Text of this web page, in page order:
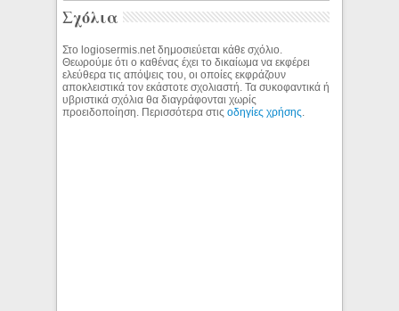
Σχόλια
Στο logiosermis.net δημοσιεύεται κάθε σχόλιο.
Θεωρούμε ότι ο καθένας έχει το δικαίωμα να εκφέρει
ελεύθερα τις απόψεις του, οι οποίες εκφράζουν
αποκλειστικά τον εκάστοτε σχολιαστή. Τα συκοφαντικά ή
υβριστικά σχόλια θα διαγράφονται χωρίς
προειδοποίηση. Περισσότερα στιςοδηγίες χρήσης.